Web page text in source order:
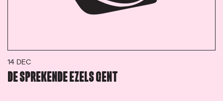
14 DEC
DE SPREKENDE EZELS GENT